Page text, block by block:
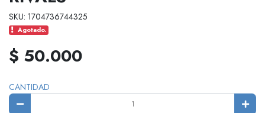
SKU: 1704736744325
Agotado.
$ 50.000
CANTIDAD